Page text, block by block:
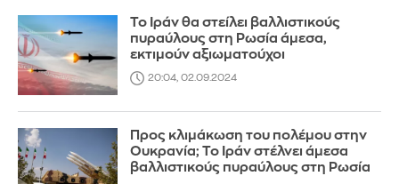
Το Ιράν θα στείλει βαλλιστικούς
πυραύλους στη Ρωσία άμεσα,
εκτιμούν αξιωματούχοι
20:04, 02.09.2024
Προς κλιμάκωση του πολέμου στην
Ουκρανία; Το Ιράν στέλνει άμεσα
βαλλιστικούς πυραύλους στη Ρωσία